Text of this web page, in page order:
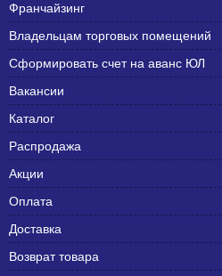
Франчайзинг
Владельцам торговых помещений
Сформировать счет на аванс ЮЛ
Вакансии
Каталог
Распродажа
Акции
Оплата
Доставка
Возврат товара